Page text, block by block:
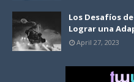
Los Desafíos
Lograr una
April 27, 2023